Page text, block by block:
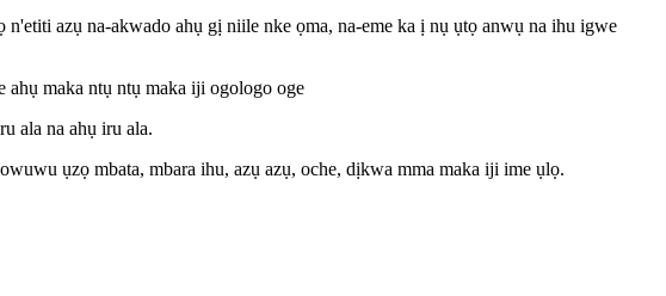
azụ na-akwado ahụ gị niile nke ọma, na-eme ka ị nụ ụtọ anwụ na ihu igwe
maka ntụ ntụ maka iji ogologo oge
ala na ahụ iru ala.
ụzọ mbata, mbara ihu, azụ azụ, oche, dịkwa mma maka iji ime ụlọ.